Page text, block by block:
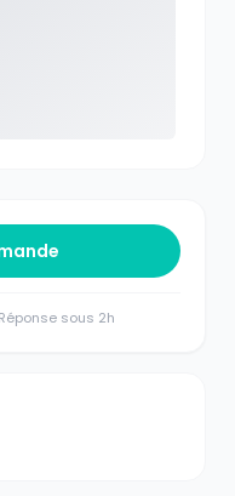
sous 2h